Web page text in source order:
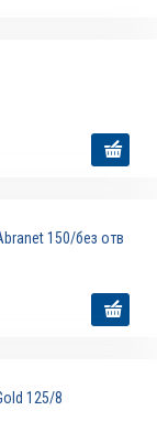
150/без отв
125/8